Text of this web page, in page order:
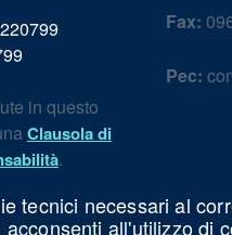
tecnici necessari al
all'utilizzo di
in questo
Clausola di
.
Fax:
Pec: